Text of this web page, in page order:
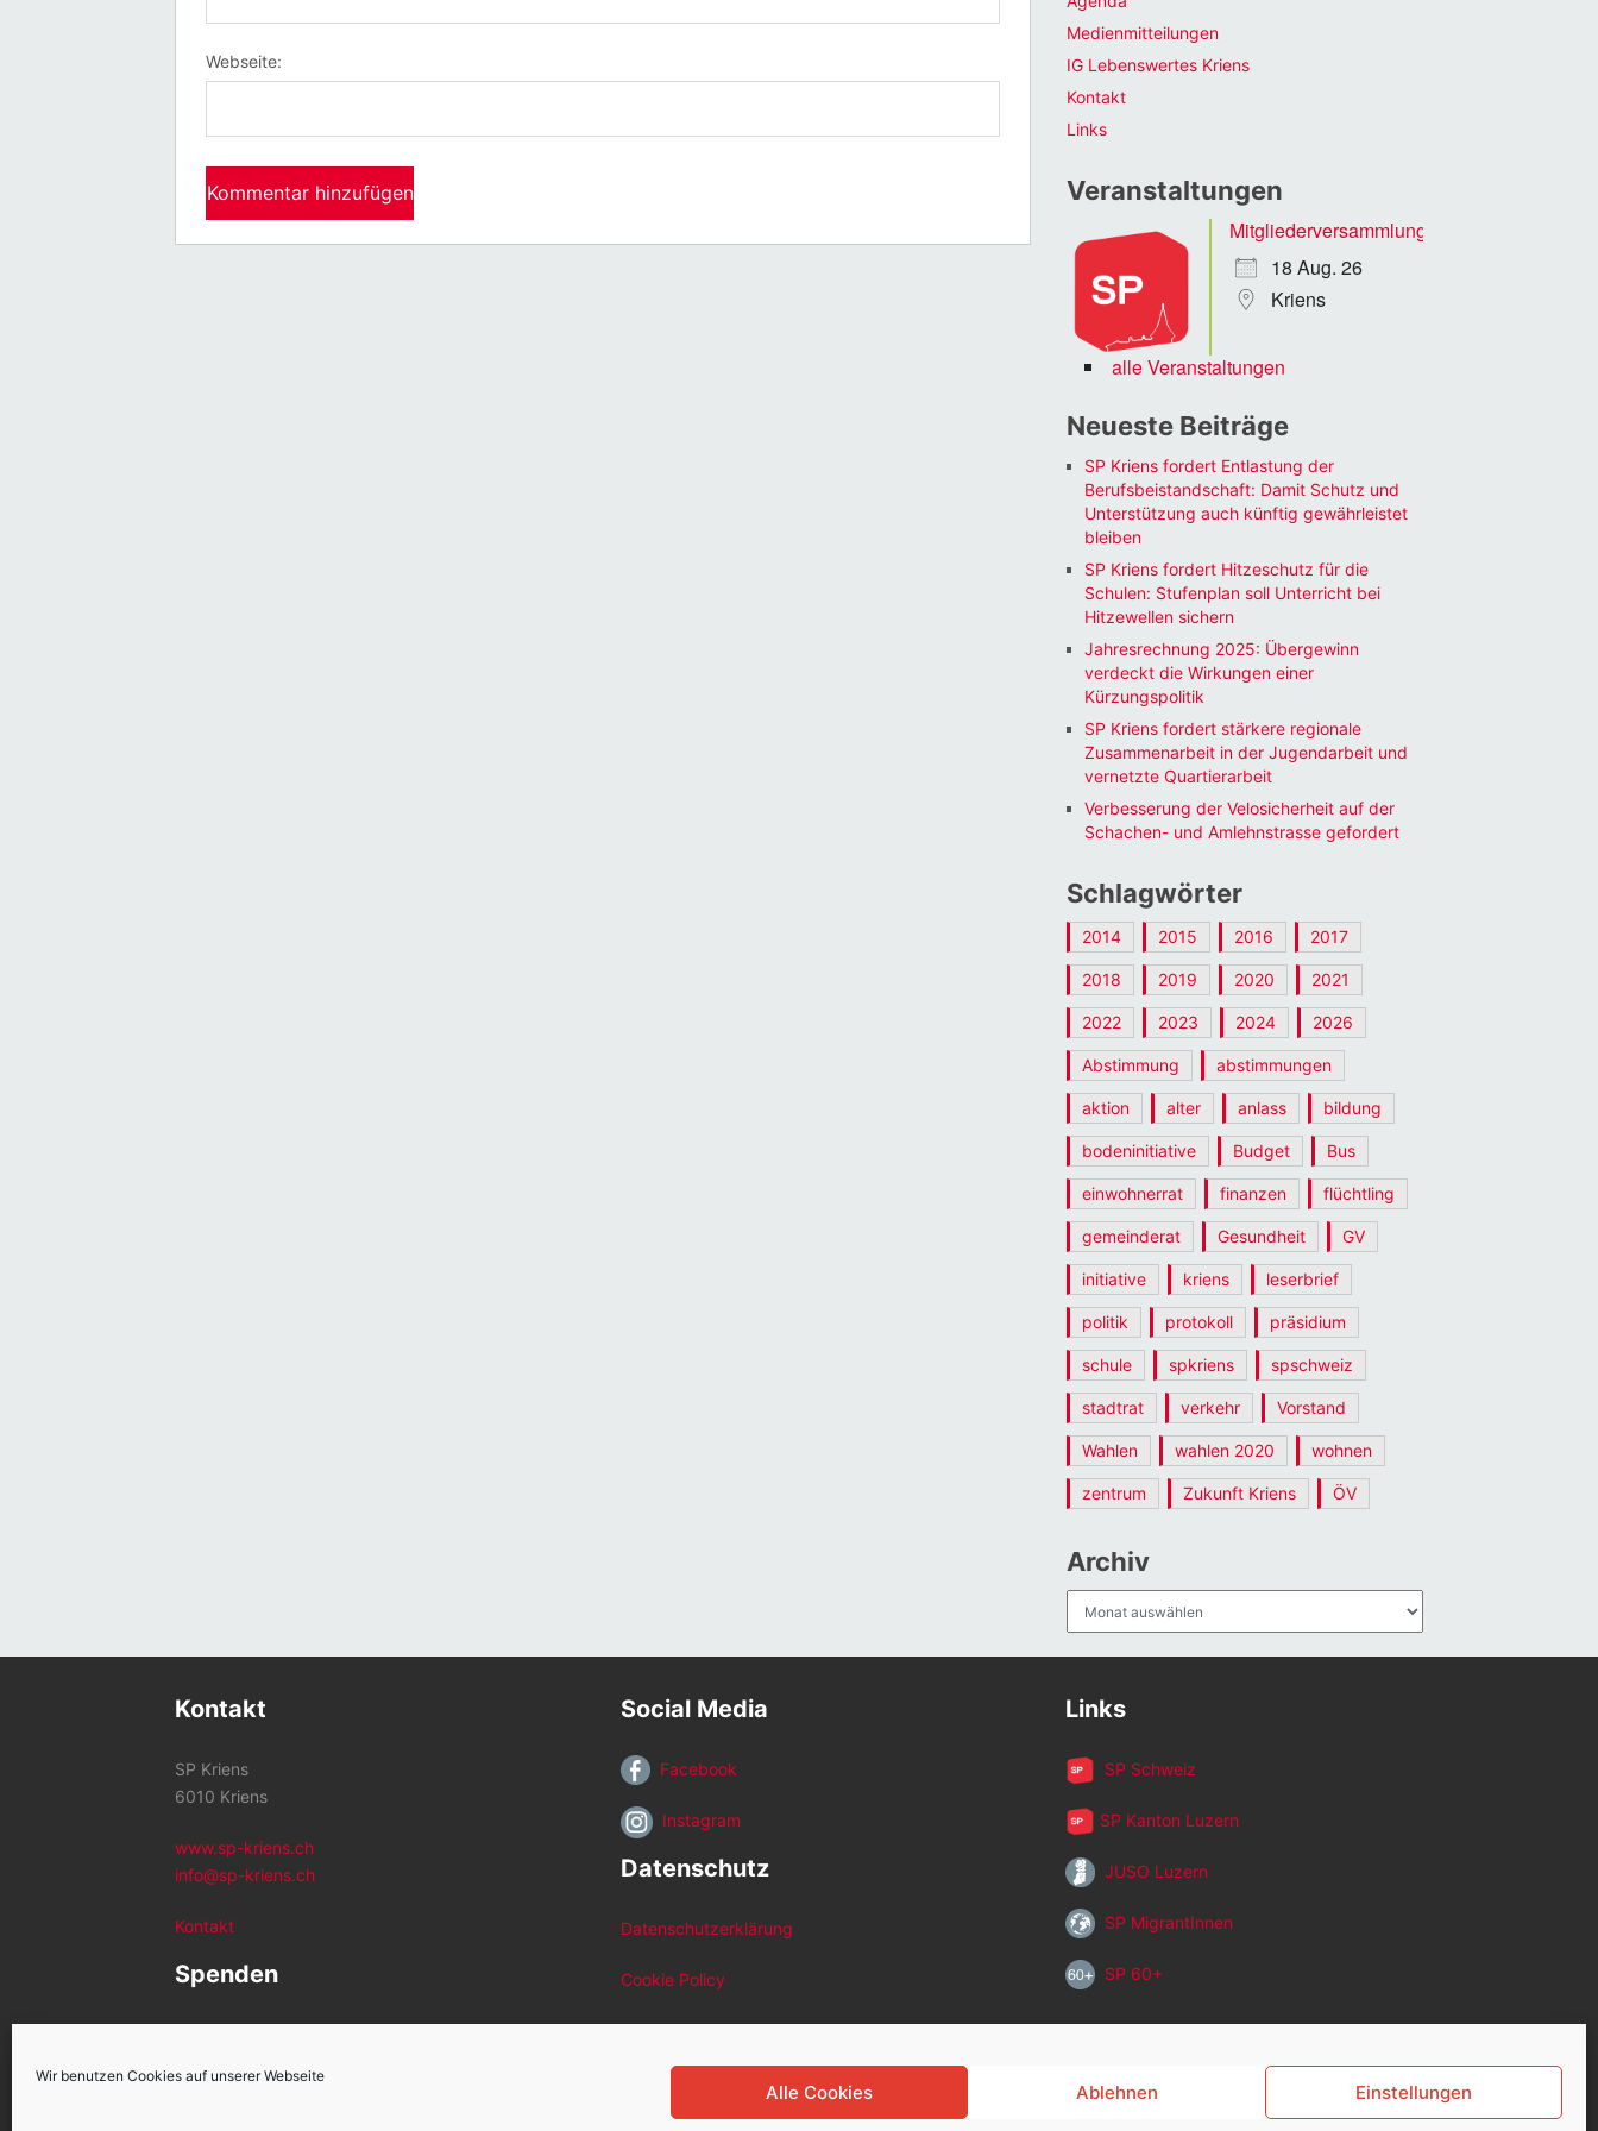
Wir benutzen Cookies auf unserer Webseite
Alle Cookies Ablehnen Einstellungen
Webseite:
Medienmitteilungen
IG Lebenswertes Kriens
Kontakt
Links
Veranstaltungen
Mitgliederversammlung
18 Aug. 26
Kriens
alle Veranstaltungen
Neueste Beiträge
SP Kriens fordert Entlastung der
Berufsbeistandschaft: Damit Schutz und
Unterstützung auch künftig gewährleistet
bleiben
SP Kriens fordert Hitzeschutz für die
Schulen: Stufenplan soll Unterricht bei
Hitzewellen sichern
Jahresrechnung 2025: Übergewinn
verdeckt die Wirkungen einer
Kürzungspolitik
SP Kriens fordert stärkere regionale
Zusammenarbeit in der Jugendarbeit und
vernetzte Quartierarbeit
Verbesserung der Velosicherheit auf der
Schachen- und Amlehnstrasse gefordert
Schlagwörter
2014 2015 2016 2017
2018 2019 2020 2021
2022 2023 2024 2026
Abstimmung abstimmungen
aktion alter anlass bildung
bodeninitiative Budget Bus
einwohnerrat finanzen flüchtling
gemeinderat Gesundheit GV
initiative kriens leserbrief
politik protokoll präsidium
schule spkriens spschweiz
stadtrat verkehr Vorstand
Wahlen wahlen 2020 wohnen
zentrum Zukunft Kriens ÖV
Archiv
Kontakt
SP Kriens
6010 Kriens
www.sp-kriens.ch
info@sp-kriens.ch
Kontakt
Spenden
Social Media
Facebook
Instagram
Datenschutz
Datenschutzerklärung
Cookie Policy
Links
SP Schweiz
SP Kanton Luzern
JUSO Luzern
SP MigrantInnen
SP 60+